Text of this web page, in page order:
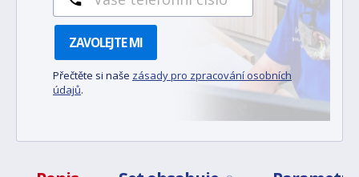
ZAVOLEJTE MI
Přečtěte si naše zásady pro zpracování osobních
údajů.